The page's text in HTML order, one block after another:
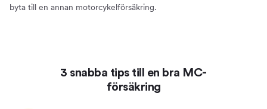
byta till en annan motorcykelförsäkring.
3 snabba tips till en bra MC-
försäkring